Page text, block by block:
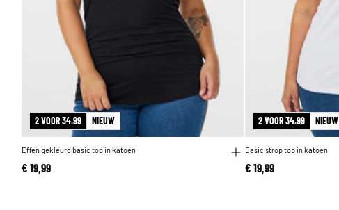
2 VOOR 34.99 NIEUW
Effen gekleurd basic top in katoen
€ 19,99
2 VOOR 34.99 NIEUW
Basic strop top in katoen
€ 19,99